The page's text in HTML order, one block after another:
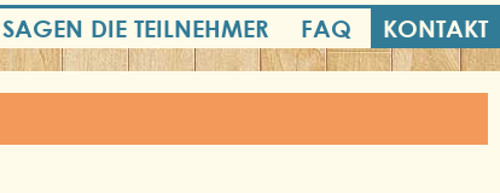
DIE TEILNEHMER FAQ KONTAKT